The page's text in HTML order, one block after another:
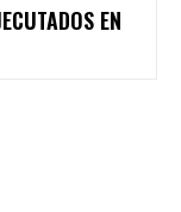
EN